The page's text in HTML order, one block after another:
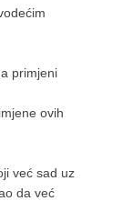
primjeni
ovih
već sad uz
da već